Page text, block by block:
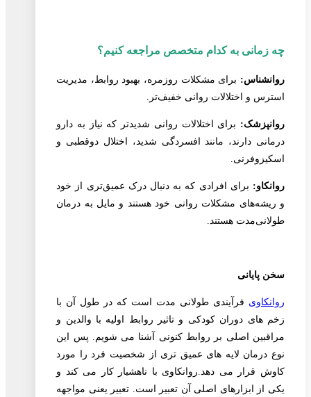
چه زمانی به کدام متخصص مراجعه کنیم؟
روانشناس: برای مشکلات روزمره، بهبود روابط، مدیریت
استرس و اختلالات روانی خفیف‌تر.
روانپزشک: برای اختلالات روانی شدیدتر که نیاز به دارو
درمانی دارند، مانند افسردگی شدید، اختلال دوقطبی و
اسکیزوفرنی.
روانکاو: برای افرادی که به دنبال درک عمیق‌تری از خود
و ریشه‌های مشکلات روانی خود هستند و مایل به درمان
طولانی‌مدت هستند.
سخن پایانی
روانکاوی فرآیندی طولانی مدت است که در طول آن با
زخم های دوران کودکی و تاثیر روابط اولیه با والدین و
مراقبین اصلی بر روابط کنونی آشنا می شویم. پس این
نوع درمان لایه های عمیق تری از شخصیت فرد را مورد
کاوش قرار می دهد.روانکاوی با ناهشیار کار می کند و
یکی از ابزارهای اصلی آن تعبیر است. تعبیر یعنی مواجهه